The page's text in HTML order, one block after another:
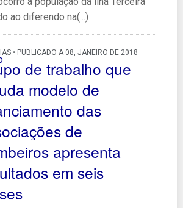
ao diferendo na(...)
• PUBLICADO A 08, JANEIRO DE 2018
de trabalho que
modelo de
das
de
apresenta
em seis